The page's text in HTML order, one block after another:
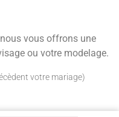
nous vous offrons une
ou votre modelage.
votre mariage)